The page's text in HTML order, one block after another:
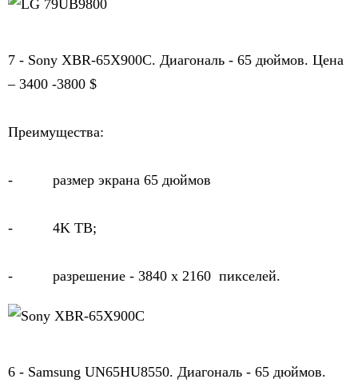
7 - Sony XBR-65X900C. Диагональ - 65 дюймов. Цена
– 3400 -3800 $
Преимущества:
-          размер экрана 65 дюймов
-          4K ТВ;
-          разрешение - 3840 х 2160  пикселей.
6 - Samsung UN65HU8550. Диагональ - 65 дюймов.